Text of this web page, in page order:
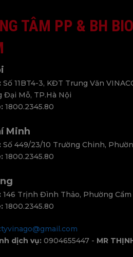
TÂM PP & BH
Số 11BT4-3, KĐT Trung Văn
Đại Mỗ, TP.Hà Nội
1800.2345.80
Minh
Số 449/23/10 Trường Chinh,
1800.2345.80
146 Trịnh Đình Thảo, Phường
1800.2345.80
dịch vụ: 0904655447 - MR